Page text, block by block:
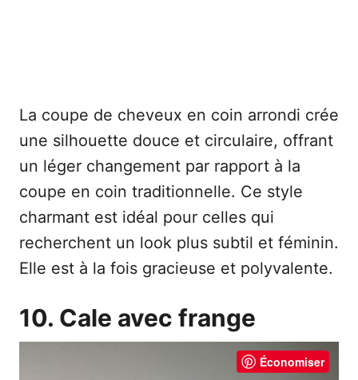
La coupe de cheveux en coin arrondi crée
une silhouette douce et circulaire, offrant
un léger changement par rapport à la
coupe en coin traditionnelle. Ce style
charmant est idéal pour celles qui
recherchent un look plus subtil et féminin.
Elle est à la fois gracieuse et polyvalente.
10. Cale avec frange
Économiser